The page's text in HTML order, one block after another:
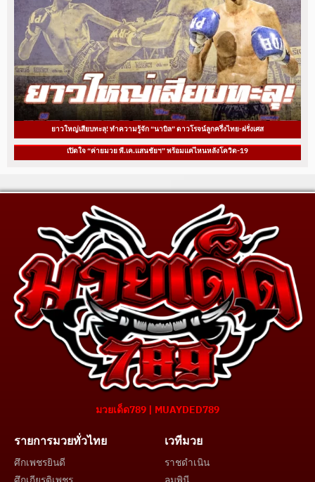
ยาวใหญ่เสียบทะลุ! ทำความรู้จัก “นาบิล” ดาวโรจน์ลูกครึ่งไทย-ฝรั่งเศส
เปิดใจ “ค่ายมวย พี.เค.แสนชัยฯ” พร้อมแค่ไหนหลังโควิด-19
มวยเด็ด789 | MUAYDED789
รายการมวยทั่วไทย
ศึกเพชรยินดี
เวทีมวย
ราชดำเนิน